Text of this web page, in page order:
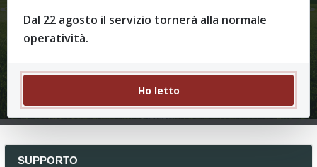
SUPPORTO
Dal 22 agosto il servizio tornerà alla normale
operatività.
Ho letto